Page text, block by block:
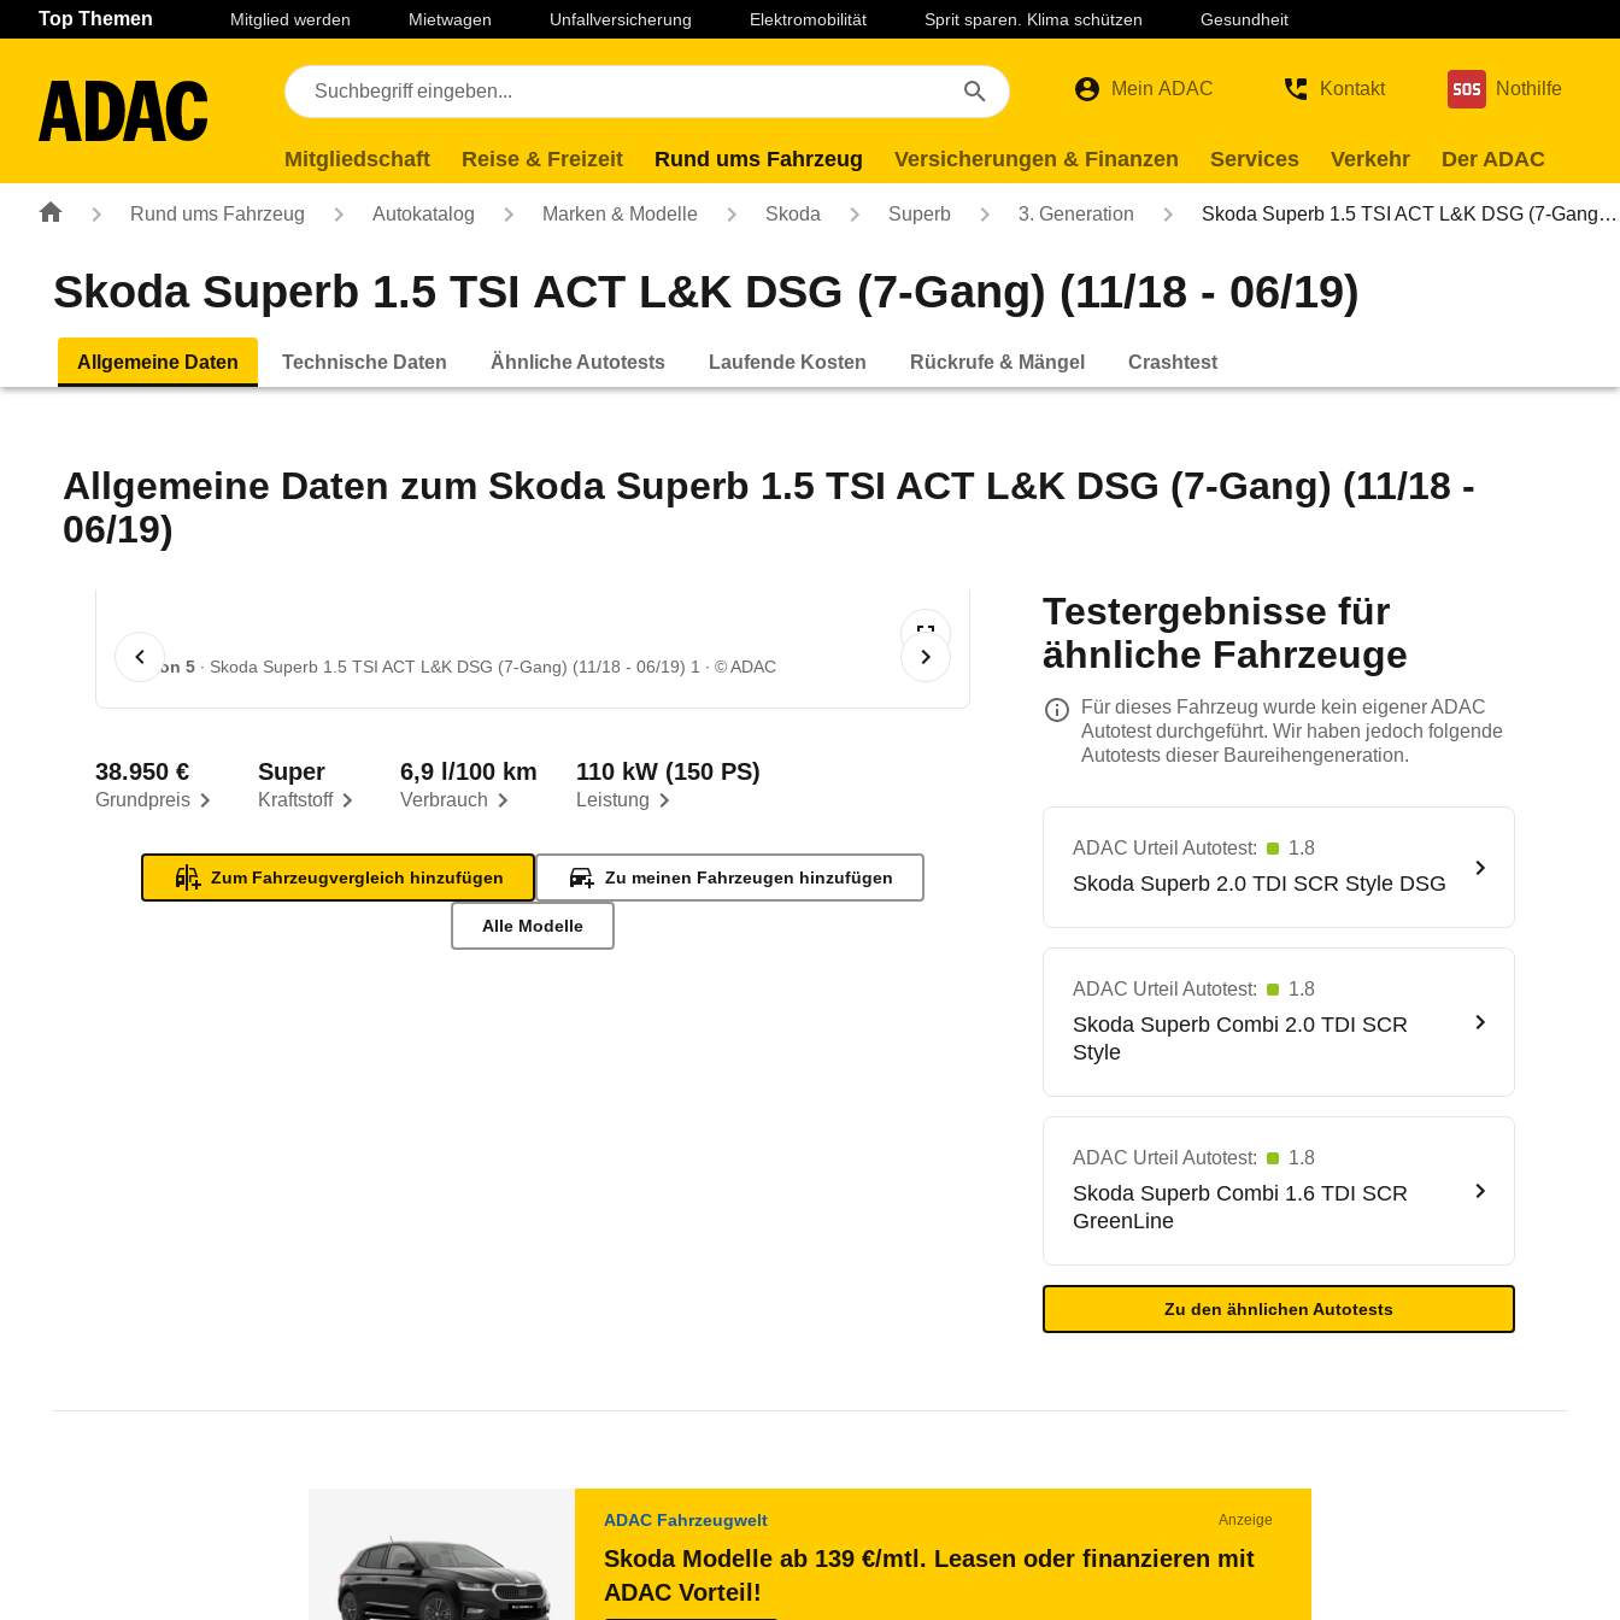
Navigation Seiteninhalt Fußzeile
Top Themen Mitglied werden Mietwagen Unfallversicherung Elektromobilität Sprit sparen. Klima schützen Gesundheit
Mein ADAC Kontakt Nothilfe
Mitgliedschaft Reise & Freizeit Rund ums Fahrzeug Versicherungen & Finanzen Services Verkehr Der ADAC
Rund ums Fahrzeug Autokatalog Marken & Modelle Skoda Superb 3. Generation Skoda Superb 1.5 TSI ACT L&K DSG (7-Gang…
Skoda Superb 1.5 TSI ACT L&K DSG (7-Gang) (11/18 - 06/19)
Allgemeine Daten Technische Daten Ähnliche Autotests Laufende Kosten Rückrufe & Mängel Crashtest
Allgemeine Daten zum Skoda Superb 1.5 TSI ACT L&K DSG (7-Gang) (11/18 -
06/19)
1 von 5 Skoda Superb 1.5 TSI ACT L&K DSG (7-Gang) (11/18 - 06/19) 1 © ADAC
Grundpreis
38.950 €
Kraftstoff
Super
Verbrauch
6,9 l/100 km
Leistung
110 kW (150 PS)
Zum Fahrzeugvergleich hinzufügen Zu meinen Fahrzeugen hinzufügen
Alle Modelle
Testergebnisse für
ähnliche Fahrzeuge
Für dieses Fahrzeug wurde kein eigener ADAC
Autotest durchgeführt. Wir haben jedoch folgende
Autotests dieser Baureihengeneration.
ADAC Urteil Autotest: 1.8
Skoda Superb 2.0 TDI SCR Style DSG
ADAC Urteil Autotest: 1.8
Skoda Superb Combi 2.0 TDI SCR
Style
ADAC Urteil Autotest: 1.8
Skoda Superb Combi 1.6 TDI SCR
GreenLine
Zu den ähnlichen Autotests
ADAC Fahrzeugwelt Anzeige
Skoda Modelle ab 139 €/mtl. Leasen oder finanzieren mit
ADAC Vorteil!